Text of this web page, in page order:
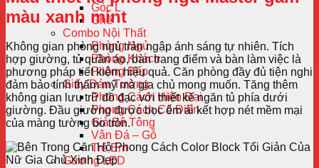
Góc L
Ghế
Combo Nội Thất
Phòng Ngủ
Phòng Khách
Phòng Bếp
Giấy Dán Tường
Phong Cách Hiện Đại
Phong Cách Cổ Điển
Giả Bê Tông
Vân Đá – Gỗ
Trẻ Em
Gương LED
màu xanh mint
Không gian phòng ngủ tràn ngập ánh sáng tự nhiên. Tích
hợp giường, tủ quần áo, bàn trang điểm và bàn làm việc là
phương pháp tiết kiệm hiệu quả. Căn phòng đầy đủ tiện nghi
đảm bảo tính thẩm mỹ mà gia chủ mong muốn. Tăng thêm
không gian lưu trữ đồ đạc với thiết kế ngăn tủ phía dưới
giường. Đầu giường được bọc êm ái kết hợp nét mềm mại
của màng tường bo tròn.